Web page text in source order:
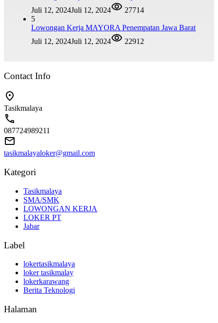
Juli 12, 2024Juli 12, 2024
27714
5
Lowongan Kerja MAYORA Penempatan Jawa Barat
Juli 12, 2024Juli 12, 2024 22912
Contact Info
Tasikmalaya
087724989211
tasikmalayaloker@gmail.com
Kategori
Tasikmalaya
SMA/SMK
LOWONGAN KERJA
LOKER PT
Jabar
Label
lokertasikmalaya
loker tasikmalay
lokerkarawang
Berita Teknologi
Halaman